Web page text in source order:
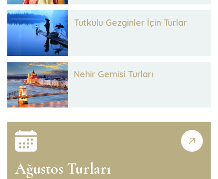
Tutkulu Gezginler İçin Turlar
Nehir Gemisi Turları
Ağustos Turları